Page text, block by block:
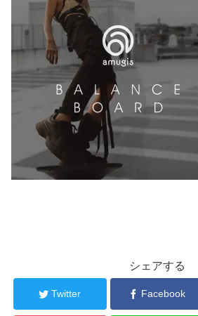
シェアする
Twitter Facebook